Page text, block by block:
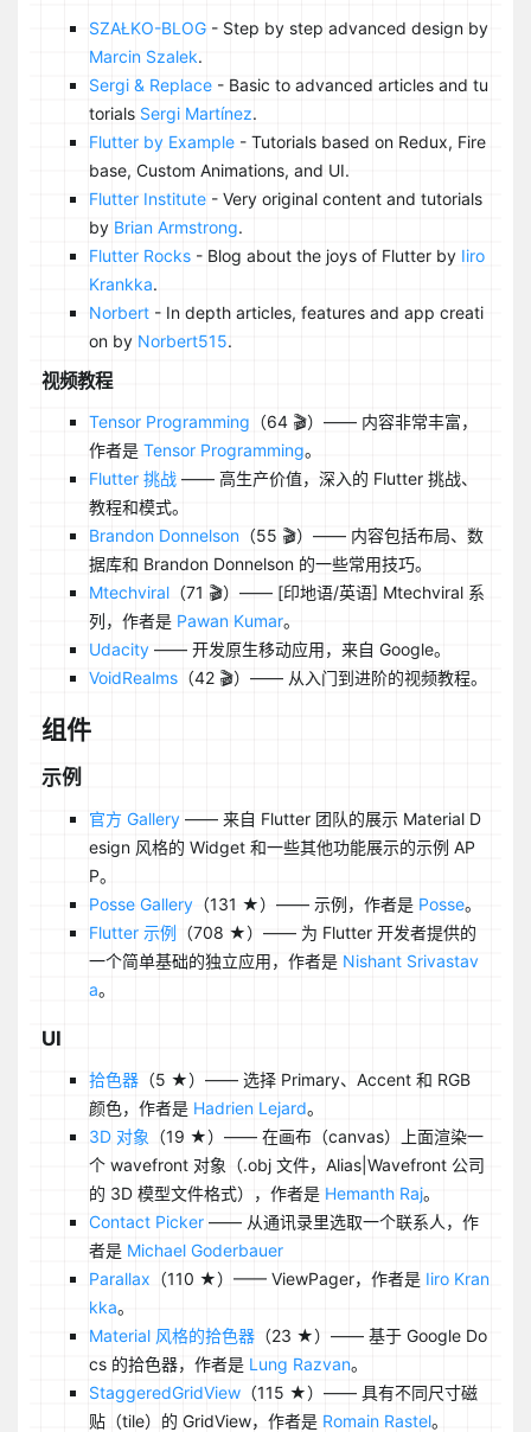
SZAŁKO-BLOG - Step by step advanced design by
Marcin Szalek.
Sergi & Replace - Basic to advanced articles and tu
torials Sergi Martínez.
Flutter by Example - Tutorials based on Redux, Fire
base, Custom Animations, and UI.
Flutter Institute - Very original content and tutorials
by Brian Armstrong.
Flutter Rocks - Blog about the joys of Flutter by Iiro
Krankka.
Norbert - In depth articles, features and app creati
on by Norbert515.
视频教程
Tensor Programming （64 🎬）—— 内容非常丰富，
作者是 Tensor Programming。
Flutter 挑战 —— 高生产价值，深入的 Flutter 挑战、
教程和模式。
Brandon Donnelson （55 🎬）—— 内容包括布局、数
据库和 Brandon Donnelson 的一些常用技巧。
Mtechviral （71 🎬）—— [印地语/英语] Mtechviral 系
列，作者是 Pawan Kumar。
Udacity —— 开发原生移动应用，来自 Google。
VoidRealms （42 🎬）—— 从入门到进阶的视频教程。
组件
示例
官方 Gallery —— 来自 Flutter 团队的展示 Material D
esign 风格的 Widget 和一些其他功能展示的示例 AP
P。
Posse Gallery （131 ★）—— 示例，作者是 Posse。
Flutter 示例 （708 ★）—— 为 Flutter 开发者提供的
一个简单基础的独立应用，作者是 Nishant Srivastav
a。
UI
拾色器 （5 ★）—— 选择 Primary、Accent 和 RGB
颜色，作者是 Hadrien Lejard。
3D 对象
（19 ★）—— 在画布（canvas）上面渲染一
个 wavefront 对象（.obj 文件，Alias|Wavefront 公司
的 3D 模型文件格式），作者是 Hemanth Raj。
Contact Picker —— 从通讯录里选取一个联系人，作
者是 Michael Goderbauer
Parallax （110 ★）—— ViewPager，作者是 Iiro Kran
kka。
Material 风格的拾色器 （23 ★）—— 基于 Google Do
cs 的拾色器，作者是 Lung Razvan。
StaggeredGridView （115 ★）—— 具有不同尺寸磁
贴（tile）的 GridView，作者是 Romain Rastel。